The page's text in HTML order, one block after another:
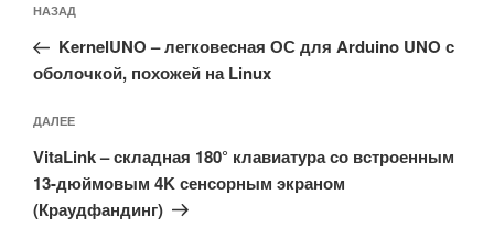
по
записям
Предыдущая
запись:
НАЗАД
KernelUNO – легковесная ОС для Arduino UNO с
оболочкой, похожей на Linux
Следующая
запись
ДАЛЕЕ
VitaLink – складная 180° клавиатура со встроенным
13-дюймовым 4K сенсорным экраном
(Краудфандинг)